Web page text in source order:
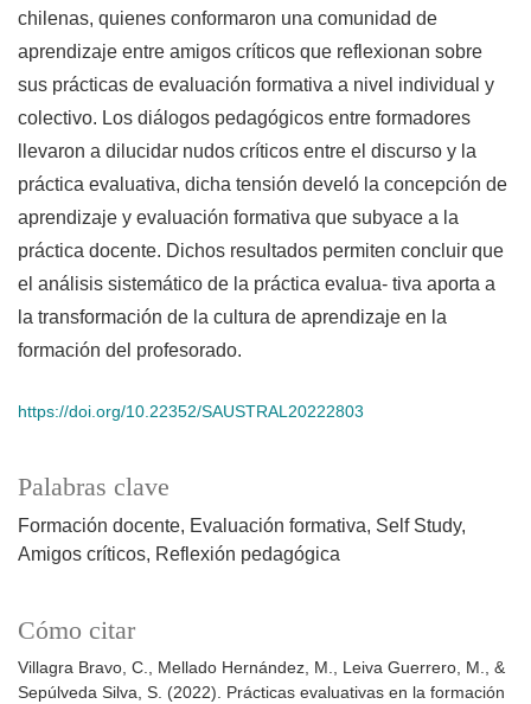
Palabras clave
Formación docente Evaluación formativa Self Study
Amigos críticos Reflexión pedagógica
Cómo citar
Villagra Bravo, C., Mellado Hernández, M., Leiva Guerrero, M., &
Sepúlveda Silva, S. (2022). Prácticas evaluativas en la formación
chilenas, quienes conformaron una comunidad de
aprendizaje entre amigos críticos que reflexionan sobre
sus prácticas de evaluación formativa a nivel individual y
colectivo. Los diálogos pedagógicos entre formadores
llevaron a dilucidar nudos críticos entre el discurso y la
práctica evaluativa, dicha tensión develó la concepción de
aprendizaje y evaluación formativa que subyace a la
práctica docente. Dichos resultados permiten concluir que
el análisis sistemático de la práctica evalua- tiva aporta a
la transformación de la cultura de aprendizaje en la
formación del profesorado.
https://doi.org/10.22352/SAUSTRAL20222803